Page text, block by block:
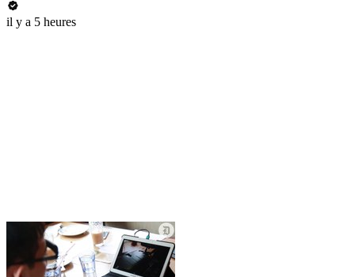
il y a 5 heures